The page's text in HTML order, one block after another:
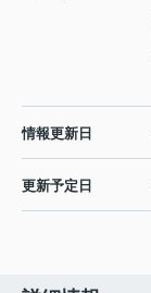
情報更新日
更新予定日